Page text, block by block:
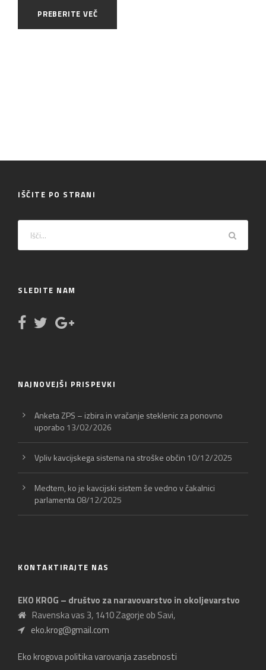
PREBERITE VEČ
IŠČITE PO STRANI
SLEDITE NAM
NAJNOVEJŠI PRISPEVKI
Anketa ZPS – izbira in vračanje steklenic za ponovno
uporabo 13/02/2026
Vpliv kavcijskega sistema na stroške občin 10/12/2025
Medtem, ko je kavcijski sistem še vedno v čakalnici
parlamenta08/12/2025
KONTAKTIRAJTE NAS
EKO KROG – društvo za naravovarstvo in okoljevarstvo
Ravenska vas 3, 1410 Zagorje ob Savi,
eko.krog@gmail.com
Eko krogova politika varovanja zasebnosti